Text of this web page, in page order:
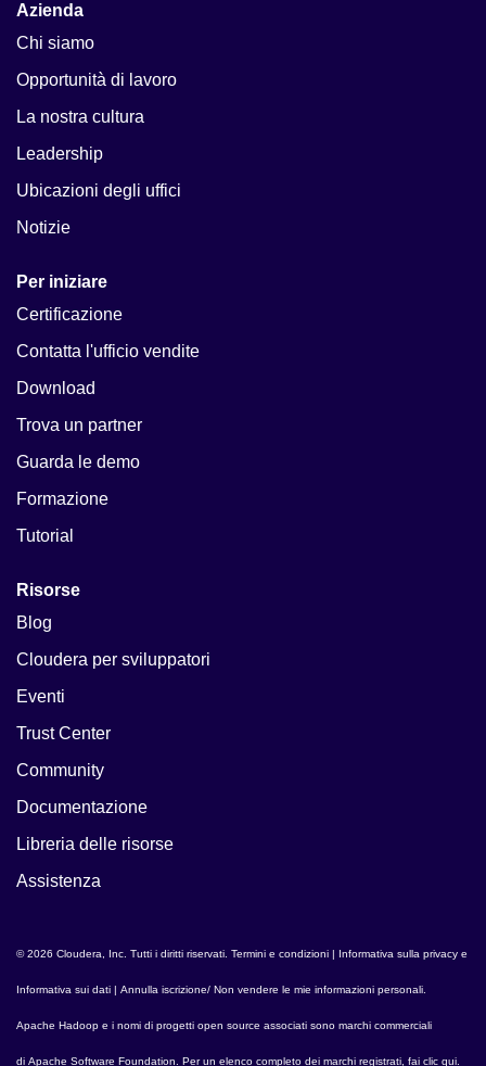
Azienda
Chi siamo
Opportunità di lavoro
La nostra cultura
Leadership
Ubicazioni degli uffici
Notizie
Per iniziare
Certificazione
Contatta l'ufficio vendite
Download
Trova un partner
Guarda le demo
Formazione
Tutorial
Risorse
Blog
Cloudera per sviluppatori
Eventi
Trust Center
Community
Documentazione
Libreria delle risorse
Assistenza
© 2026 Cloudera, Inc. Tutti i diritti riservati. Termini e condizioni | Informativa sulla privacy e
Informativa sui dati | Annulla iscrizione/ Non vendere le mie informazioni personali.
Apache Hadoop e i nomi di progetti open source associati sono marchi commerciali
di Apache Software Foundation. Per un elenco completo dei marchi registrati, fai clic qui.